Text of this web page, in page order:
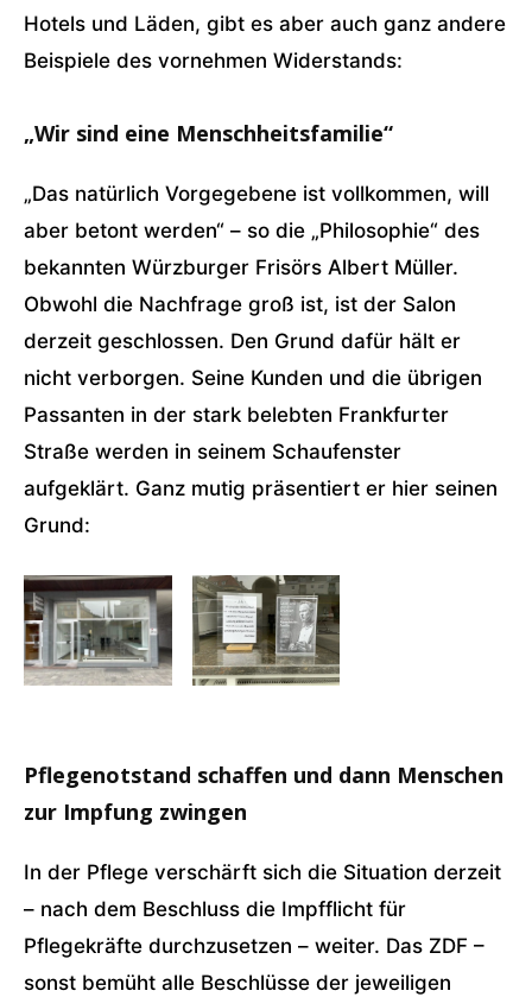
Hotels und Läden, gibt es aber auch ganz andere
Beispiele des vornehmen Widerstands:
„Wir sind eine Menschheitsfamilie“
„Das natürlich Vorgegebene ist vollkommen, will
aber betont werden“ – so die „Philosophie“ des
bekannten Würzburger Frisörs Albert Müller.
Obwohl die Nachfrage groß ist, ist der Salon
derzeit geschlossen. Den Grund dafür hält er
nicht verborgen. Seine Kunden und die übrigen
Passanten in der stark belebten Frankfurter
Straße werden in seinem Schaufenster
aufgeklärt. Ganz mutig präsentiert er hier seinen
Grund:
Pflegenotstand schaffen und dann Menschen
zur Impfung zwingen
In der Pflege verschärft sich die Situation derzeit
– nach dem Beschluss die Impfflicht für
Pflegekräfte durchzusetzen – weiter. Das ZDF –
sonst bemüht alle Beschlüsse der jeweiligen